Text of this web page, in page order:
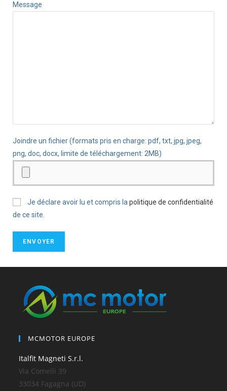
Message
Joindre un fichier (formats pris en charge: pdf, txt, jpg, jpeg,
png, doc, docx, limite de téléchargement: 2MB)
Je déclare avoir lu et compris la politique de confidentialité
de ce site.
MCMOTOR EUROPE
Italfit Magneti S.r.l.
Via Comelli 39
33034 Fagagna (UD)